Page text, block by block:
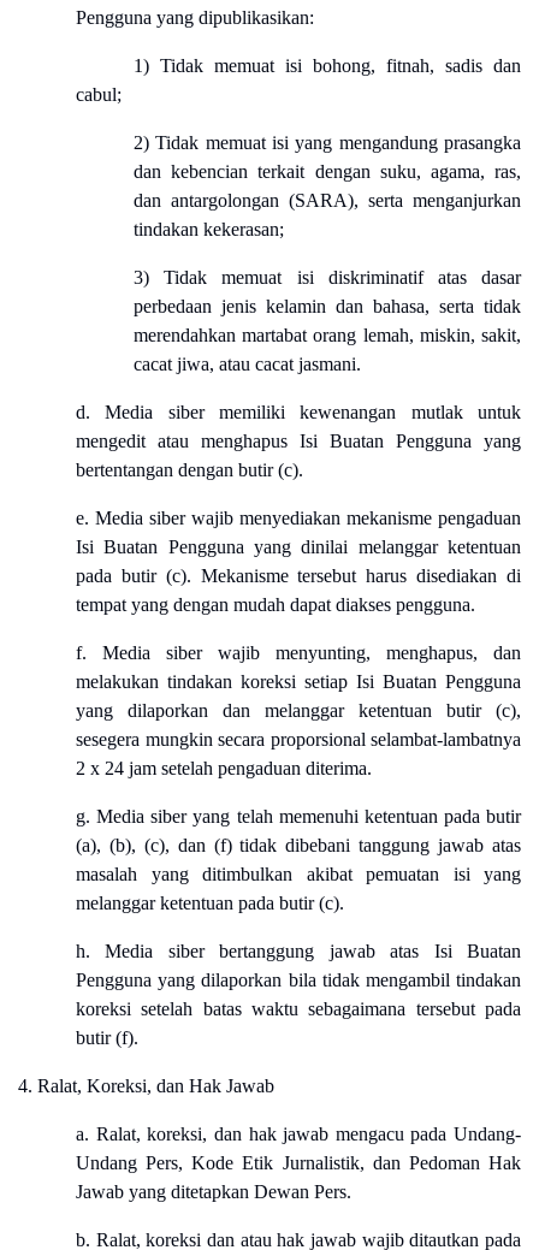
Pengguna yang dipublikasikan:
1) Tidak memuat isi bohong, fitnah, sadis dan
cabul;
2) Tidak memuat isi yang mengandung prasangka
dan kebencian terkait dengan suku, agama, ras,
dan antargolongan (SARA), serta menganjurkan
tindakan kekerasan;
3) Tidak memuat isi diskriminatif atas dasar
perbedaan jenis kelamin dan bahasa, serta tidak
merendahkan martabat orang lemah, miskin, sakit,
cacat jiwa, atau cacat jasmani.
d. Media siber memiliki kewenangan mutlak untuk
mengedit atau menghapus Isi Buatan Pengguna yang
bertentangan dengan butir (c).
e. Media siber wajib menyediakan mekanisme pengaduan
Isi Buatan Pengguna yang dinilai melanggar ketentuan
pada butir (c). Mekanisme tersebut harus disediakan di
tempat yang dengan mudah dapat diakses pengguna.
f. Media siber wajib menyunting, menghapus, dan
melakukan tindakan koreksi setiap Isi Buatan Pengguna
yang dilaporkan dan melanggar ketentuan butir (c),
sesegera mungkin secara proporsional selambat-lambatnya
2 x 24 jam setelah pengaduan diterima.
g. Media siber yang telah memenuhi ketentuan pada butir
(a), (b), (c), dan (f) tidak dibebani tanggung jawab atas
masalah yang ditimbulkan akibat pemuatan isi yang
melanggar ketentuan pada butir (c).
h. Media siber bertanggung jawab atas Isi Buatan
Pengguna yang dilaporkan bila tidak mengambil tindakan
koreksi setelah batas waktu sebagaimana tersebut pada
butir (f).
4. Ralat, Koreksi, dan Hak Jawab
a. Ralat, koreksi, dan hak jawab mengacu pada Undang-
Undang Pers, Kode Etik Jurnalistik, dan Pedoman Hak
Jawab yang ditetapkan Dewan Pers.
b. Ralat, koreksi dan atau hak jawab wajib ditautkan pada